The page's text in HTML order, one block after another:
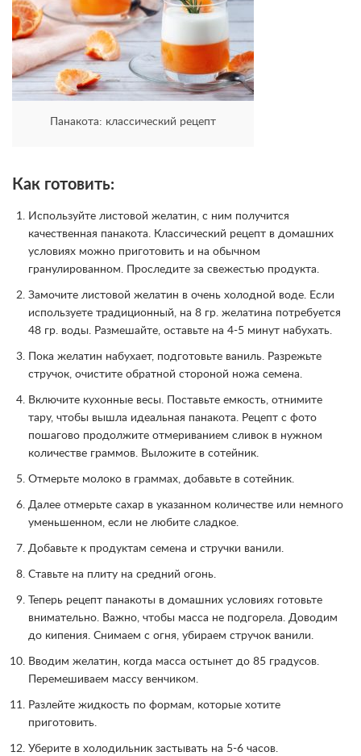
Панакота: классический рецепт
Как готовить:
Используйте листовой желатин, с ним получится
качественная панакота. Классический рецепт в домашних
условиях можно приготовить и на обычном
гранулированном. Проследите за свежестью продукта.
Замочите листовой желатин в очень холодной воде. Если
используете традиционный, на 8 гр. желатина потребуется
48 гр. воды. Размешайте, оставьте на 4-5 минут набухать.
Пока желатин набухает, подготовьте ваниль. Разрежьте
стручок, очистите обратной стороной ножа семена.
Включите кухонные весы. Поставьте емкость, отнимите
тару, чтобы вышла идеальная панакота. Рецепт с фото
пошагово продолжите отмериванием сливок в нужном
количестве граммов. Выложите в сотейник.
Отмерьте молоко в граммах, добавьте в сотейник.
Далее отмерьте сахар в указанном количестве или немного
уменьшенном, если не любите сладкое.
Добавьте к продуктам семена и стручки ванили.
Ставьте на плиту на средний огонь.
Теперь рецепт панакоты в домашних условиях готовьте
внимательно. Важно, чтобы масса не подгорела. Доводим
до кипения. Снимаем с огня, убираем стручок ванили.
Вводим желатин, когда масса остынет до 85 градусов.
Перемешиваем массу венчиком.
Разлейте жидкость по формам, которые хотите
приготовить.
Уберите в холодильник застывать на 5-6 часов.